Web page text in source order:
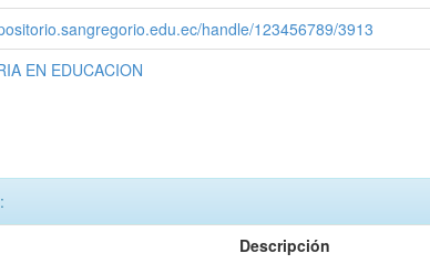
handle/123456789/3913
EN EDUCACION
Descripción